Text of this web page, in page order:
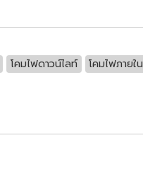
โคมไฟดาวน์ไลท์ โคมไฟภายใน